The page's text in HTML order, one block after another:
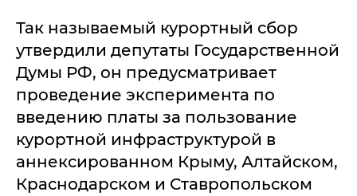
Так называемый курортный сбор
утвердили депутаты Государственной
Думы РФ, он предусматривает
проведение эксперимента по
введению платы за пользование
курортной инфраструктурой в
аннексированном Крыму, Алтайском,
Краснодарском и Ставропольском